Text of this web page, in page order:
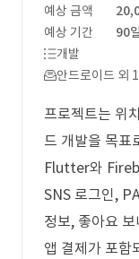
예상 금액
예상 기간
90일
개발
안드로이드 외
프로젝트는 위
드 개발을 목표
Flutter와
SNS 로그인,
정보, 좋아요
앱 결제가 포함